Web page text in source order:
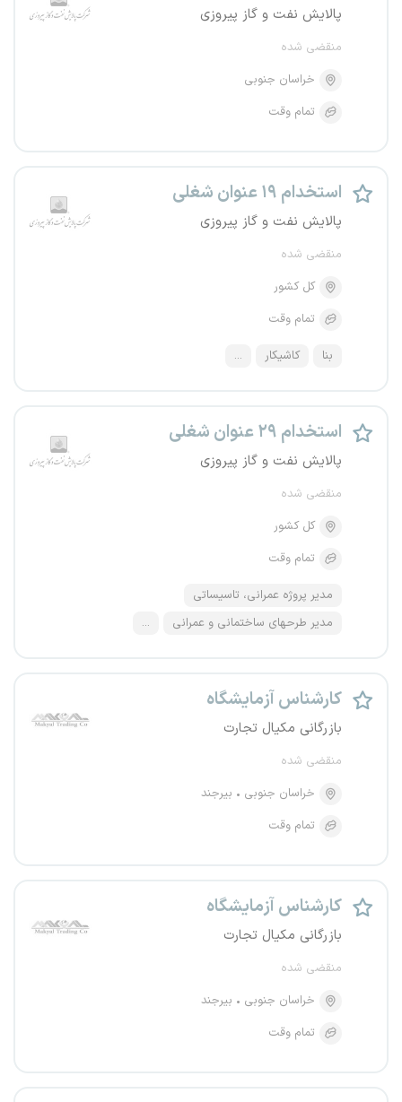
پالایش نفت و گاز پیروزی
منقضی شده
خراسان جنوبی
تمام وقت
استخدام ۱۹ عنوان شغلی
پالایش نفت و گاز پیروزی
منقضی شده
کل کشور
تمام وقت
بنا کاشیکار ...
استخدام ۲۹ عنوان شغلی
پالایش نفت و گاز پیروزی
منقضی شده
کل کشور
تمام وقت
مدیر پروژه عمرانی، تاسیساتی
مدیر طرحهای ساختمانی و عمرانی
...
کارشناس آزمایشگاه
بازرگانی مکیال تجارت
منقضی شده
خراسان جنوبی
بیرجند
تمام وقت
کارشناس آزمایشگاه
بازرگانی مکیال تجارت
منقضی شده
خراسان جنوبی
بیرجند
تمام وقت